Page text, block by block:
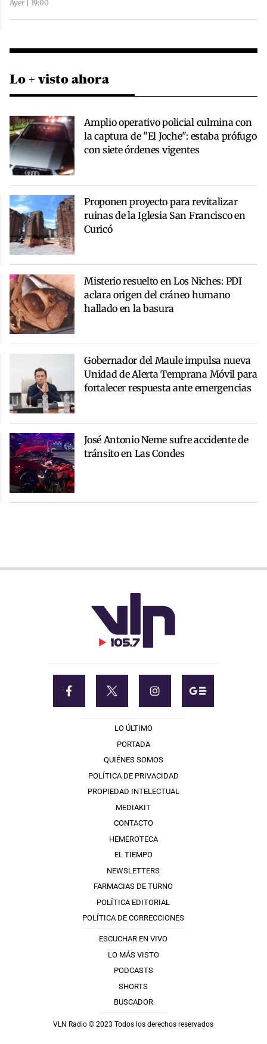
Ayer | 19:00
Lo + visto ahora
Amplio operativo policial culmina con
la captura de "El Joche": estaba prófugo
con siete órdenes vigentes
Proponen proyecto para revitalizar
ruinas de la Iglesia San Francisco en
Curicó
Misterio resuelto en Los Niches: PDI
aclara origen del cráneo humano
hallado en la basura
Gobernador del Maule impulsa nueva
Unidad de Alerta Temprana Móvil para
fortalecer respuesta ante emergencias
José Antonio Neme sufre accidente de
tránsito en Las Condes
LO ÚLTIMO
PORTADA
QUIÉNES SOMOS
POLÍTICA DE PRIVACIDAD
PROPIEDAD INTELECTUAL
MEDIAKIT
CONTACTO
HEMEROTECA
EL TIEMPO
NEWSLETTERS
FARMACIAS DE TURNO
POLÍTICA EDITORIAL
POLÍTICA DE CORRECCIONES
ESCUCHAR EN VIVO
LO MÁS VISTO
PODCASTS
SHORTS
BUSCADOR
VLN Radio © 2023 Todos los derechos reservados